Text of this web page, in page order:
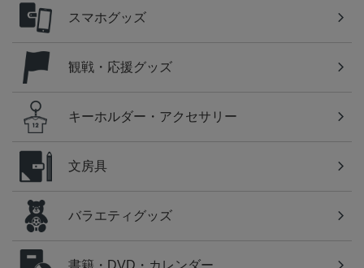
スマホグッズ
観戦・応援グッズ
キーホルダー・アクセサリー
文房具
バラエティグッズ